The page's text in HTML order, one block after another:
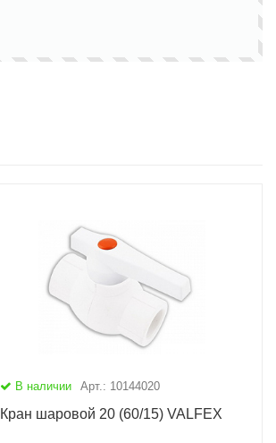
В наличии Арт.: 10144020
Кран шаровой 20 (60/15) VALFEX